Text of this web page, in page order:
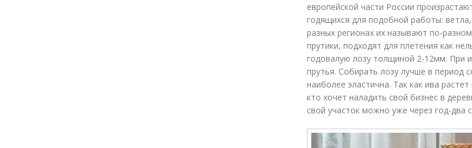
европейской части России
годящихся для подобной работы:
разных регионах их называют по-
прутики, подходят для плетения как
годовалую лозу толщиной 2-12мм. При
прутья. Собирать лозу лучше в период
наиболее эластична. Так как ива
кто хочет наладить свой бизнес в
свой участок можно уже через год-два